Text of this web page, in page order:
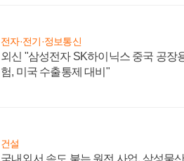
전자·전기·정보통신
외신 "삼성전자 SK하이닉스 중국 공장
험, 미국 수출통제 대비"
건설
국내외서 속도 붙는 원전 사업, 삼성물